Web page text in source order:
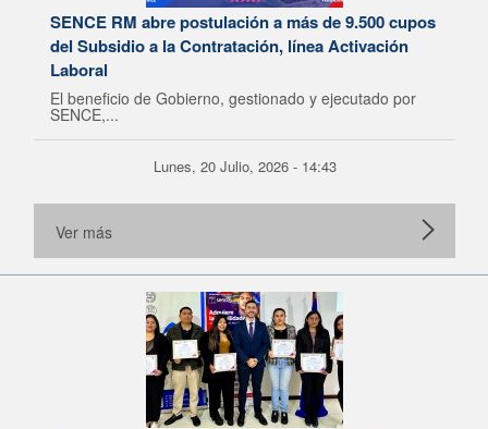
SENCE RM abre postulación a más de 9.500 cupos
del Subsidio a la Contratación, línea Activación
Laboral
El beneficio de Gobierno, gestionado y ejecutado por
SENCE,...
Lunes, 20 Julio, 2026 - 14:43
Ver más